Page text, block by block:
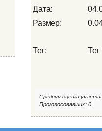
Дата:
Размер:
Тег: Тег
Средняя оценка
Проголосовавших: 0